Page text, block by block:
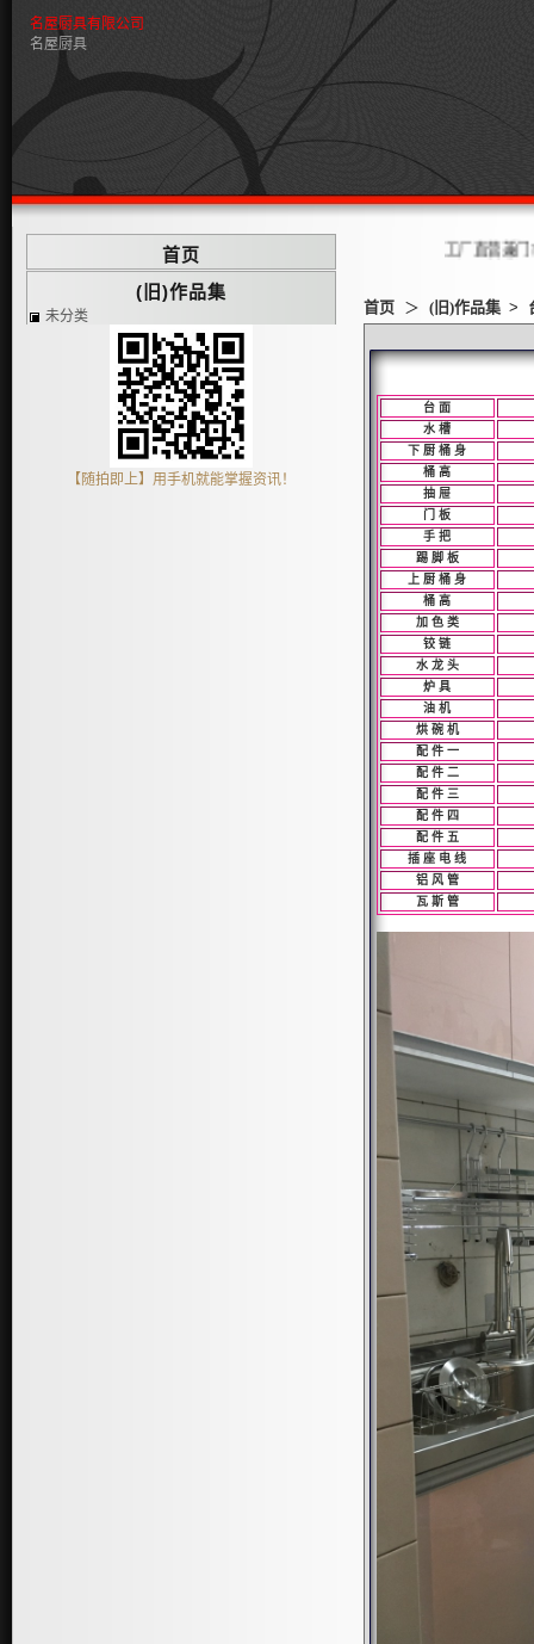
名屋厨具有限公司
名屋厨具
工厂直营兼门市
首页 ＞ (旧)作品集 >
台 面
水 槽
下 厨 桶 身
桶 高
抽 屉
门 板
手 把
踢 脚 板
上 厨 桶 身
桶 高
加 色 类
铰 链
水 龙 头
炉 具
油 机
烘 碗 机
配 件 一
配 件 二
配 件 三
配 件 四
配 件 五
插 座 电 线
铝 风 管
瓦 斯 管
首页
(旧)作品集
未分类
【随拍即上】用手机就能掌握资讯！